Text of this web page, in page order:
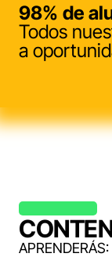
98% de
Todos
a
APRENDERÁS: